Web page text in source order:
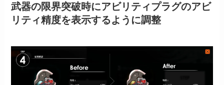
武器の限界突破時にアビリティプラグのアビ
リティ精度を表示するように調整